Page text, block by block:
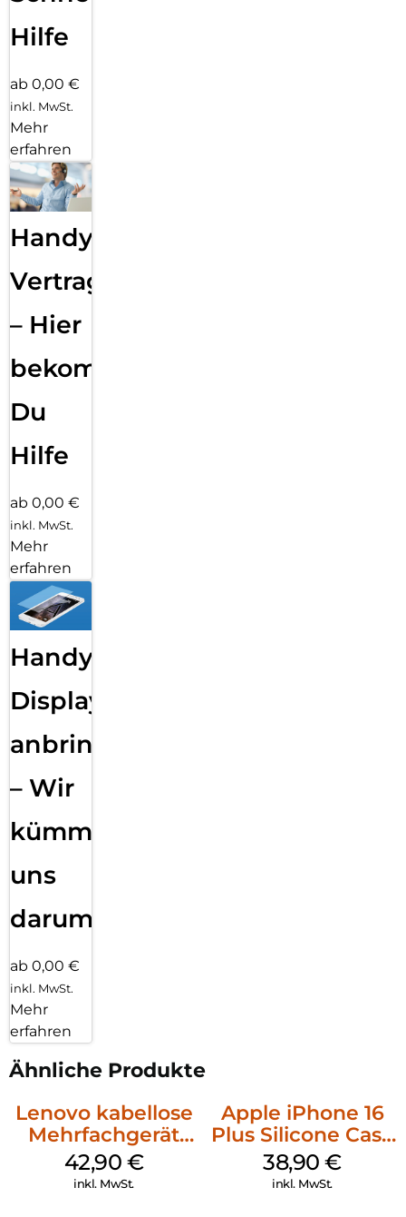
Hilfe
ab 0,00 €
inkl. MwSt.
Mehr
erfahren
Handy
Vertragsabwicklung
– Hier
bekommst
Du
Hilfe
ab 0,00 €
inkl. MwSt.
Mehr
erfahren
Handy
Displayfolie
anbringen
– Wir
kümmern
uns
darum!
ab 0,00 €
inkl. MwSt.
Mehr
erfahren
Ähnliche Produkte
Lenovo kabellose
Mehrfachgerät
Luna Grey
42,90 €
inkl. MwSt.
Apple iPhone 16
Plus Silicone Case
MagSafe Denim
38,90€
inkl. MwSt.